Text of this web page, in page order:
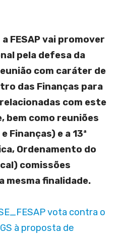
a FESAP vai promover
pela defesa da
com caráter de
das Finanças para
com este
bem como reuniões
Finanças) e a 13ª
Ordenamento do
comissões
mesma finalidade.
vota contra o
à proposta de